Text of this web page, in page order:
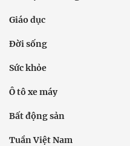
Giáo dục
Đời sống
Sức khỏe
Ô tô xe máy
Bất động sản
Tuần Việt Nam